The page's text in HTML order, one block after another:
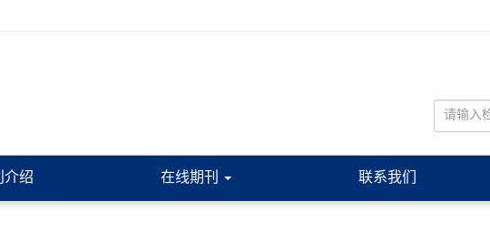
介绍 在线期刊 联系我们